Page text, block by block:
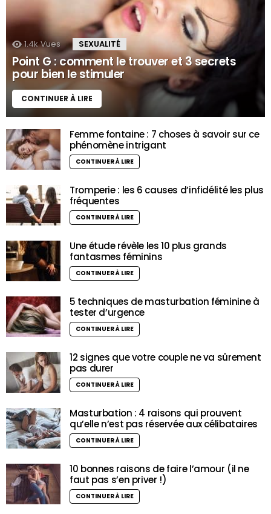
1.4k Vues SEXUALITÉ
Point G : comment le trouver et 3 secrets
pour bien le stimuler
CONTINUER À LIRE
Femme fontaine : 7 choses à savoir sur ce
phénomène intrigant
CONTINUER À LIRE
Tromperie : les 6 causes d’infidélité les plus
fréquentes
CONTINUER À LIRE
Une étude révèle les 10 plus grands
fantasmes féminins
CONTINUER À LIRE
5 techniques de masturbation féminine à
tester d’urgence
CONTINUER À LIRE
12 signes que votre couple ne va sûrement
pas durer
CONTINUER À LIRE
Masturbation : 4 raisons qui prouvent
qu’elle n’est pas réservée aux célibataires
CONTINUER À LIRE
10 bonnes raisons de faire l’amour (il ne
faut pas s’en priver !)
CONTINUER À LIRE